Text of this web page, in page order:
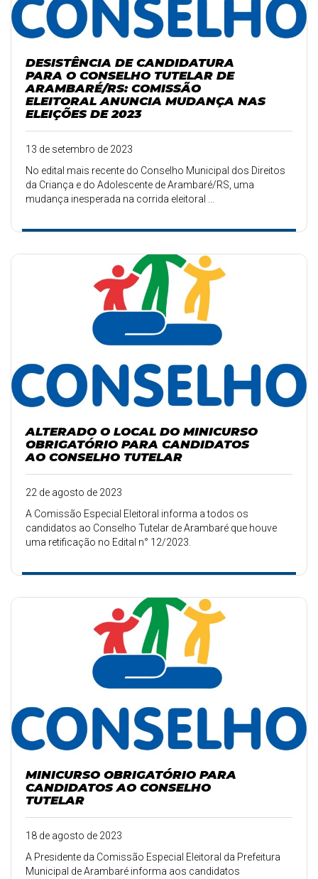
DESISTÊNCIA DE CANDIDATURA
PARA O CONSELHO TUTELAR DE
ARAMBARÉ/RS: COMISSÃO
ELEITORAL ANUNCIA MUDANÇA NAS
ELEIÇÕES DE 2023
13 de setembro de 2023
No edital mais recente do Conselho Municipal dos Direitos
da Criança e do Adolescente de Arambaré/RS, uma
mudança inesperada na corrida eleitoral ...
ALTERADO O LOCAL DO MINICURSO
OBRIGATÓRIO PARA CANDIDATOS
AO CONSELHO TUTELAR
22 de agosto de 2023
A Comissão Especial Eleitoral informa a todos os
candidatos ao Conselho Tutelar de Arambaré que houve
uma retificação no Edital n° 12/2023.
MINICURSO OBRIGATÓRIO PARA
CANDIDATOS AO CONSELHO
TUTELAR
18 de agosto de 2023
A Presidente da Comissão Especial Eleitoral da Prefeitura
Municipal de Arambaré informa aos candidatos